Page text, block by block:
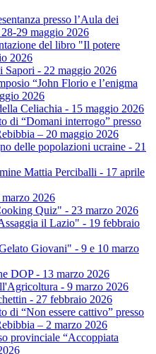
presso l’Aula dei
29 maggio 2026
del libro "Il potere
2026
Sapori - 22 maggio 2026
“John Florio e l’enigma
2026
Celiachia - 15 maggio 2026
di “Domani interrogo” presso
– 20 maggio 2026
delle popolazioni ucraine - 21
Mattia Perciballi - 17 aprile
2026
Quiz" - 23 marzo 2026
il Lazio" - 19 febbraio
Giovani" - 9 e 10 marzo
DOP - 13 marzo 2026
- 9 marzo 2026
- 27 febbraio 2026
di “Non essere cattivo” presso
– 2 marzo 2026
provinciale “Accoppiata